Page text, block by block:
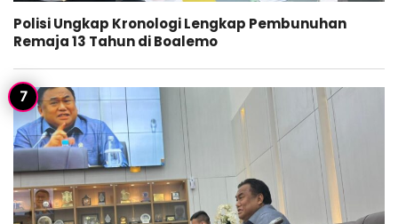
Polisi Ungkap Kronologi Lengkap Pembunuhan
Remaja 13 Tahun di Boalemo